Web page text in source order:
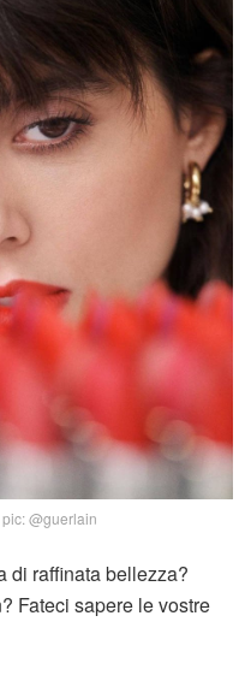
@guerlain
di raffinata bellezza?
Fateci sapere le vostre